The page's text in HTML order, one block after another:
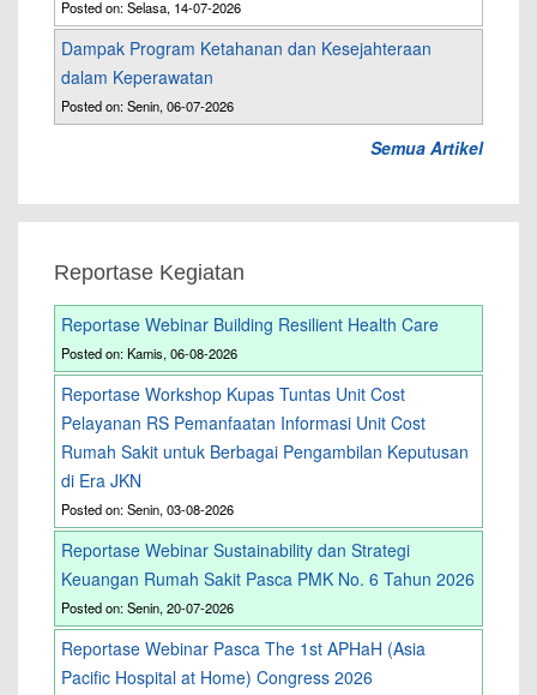
Posted on: Selasa, 14-07-2026
Dampak Program Ketahanan dan Kesejahteraan
dalam Keperawatan
Posted on: Senin, 06-07-2026
Semua Artikel
Reportase Kegiatan
Reportase Webinar Building Resilient Health Care
Posted on: Kamis, 06-08-2026
Reportase Workshop Kupas Tuntas Unit Cost
Pelayanan RS Pemanfaatan Informasi Unit Cost
Rumah Sakit untuk Berbagai Pengambilan Keputusan
di Era JKN
Posted on: Senin, 03-08-2026
Reportase Webinar Sustainability dan Strategi
Keuangan Rumah Sakit Pasca PMK No. 6 Tahun 2026
Posted on: Senin, 20-07-2026
Reportase Webinar Pasca The 1st APHaH (Asia
Pacific Hospital at Home) Congress 2026